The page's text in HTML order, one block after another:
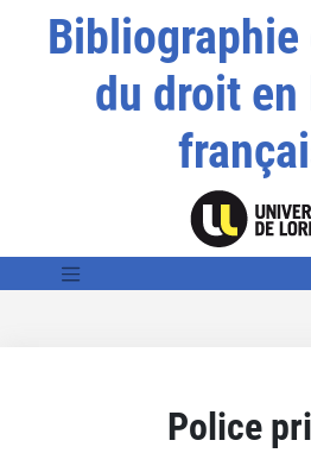
du droit en
Police